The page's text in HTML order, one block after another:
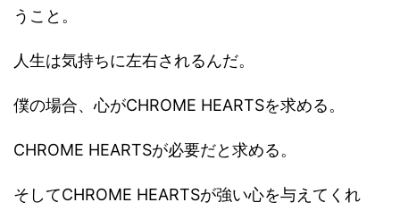
うこと。
人生は気持ちに左右されるんだ。
僕の場合、心がCHROME HEARTSを求める。
CHROME HEARTSが必要だと求める。
そしてCHROME HEARTSが強い心を与えてくれ